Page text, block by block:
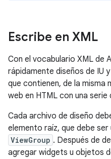
Escribe en XML
Con el vocabulario XML de
rápidamente diseños de IU
que contienen, de la misma
web en HTML con una
Cada archivo de diseño
elemento raíz, que debe
ViewGroup . Después de
agregar widgets u objetos